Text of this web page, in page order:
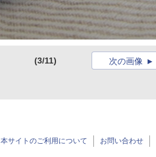
(3/11) 次の画像
本サイトのご利用について お問い合わせ